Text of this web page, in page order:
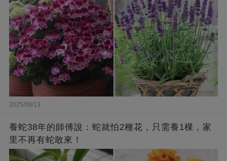
2025/08/13
養蛇38年的師傅說：蛇就怕2種花，只需養1棵，家
里不再有蛇敢來！